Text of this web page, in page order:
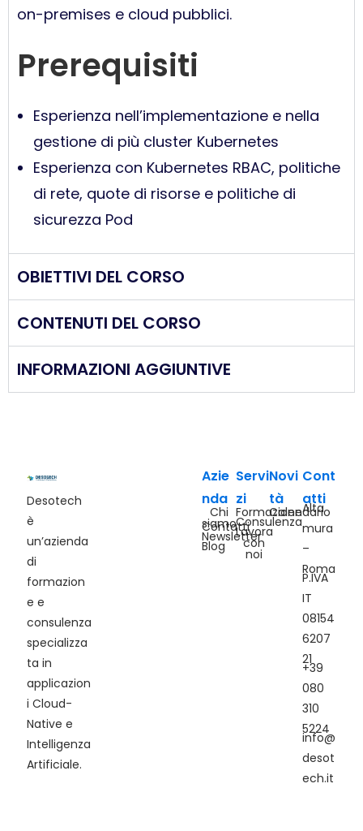
on-premises e cloud pubblici.
Prerequisiti
Esperienza nell’implementazione e nella
gestione di più cluster Kubernetes
Esperienza con Kubernetes RBAC, politiche
di rete, quote di risorse e politiche di
sicurezza Pod
OBIETTIVI DEL CORSO
CONTENUTI DEL CORSO
INFORMAZIONI AGGIUNTIVE
Desotech
è
un’azienda
di
formazion
e e
consulenza
specializza
ta in
applicazion
i Cloud-
Native e
Intelligenza
Artificiale.
Azie
nda
Chi
siamo
Contatti
Newsletter
Blog
Servi
zi
Formazione
Consulenza
Lavora
con
noi
Novi
tà
Calendario
Cont
atti
Alta
mura
–
Roma
P.IVA
IT
08154
6207
21
+39
080
310
5224
info@
desot
ech.it